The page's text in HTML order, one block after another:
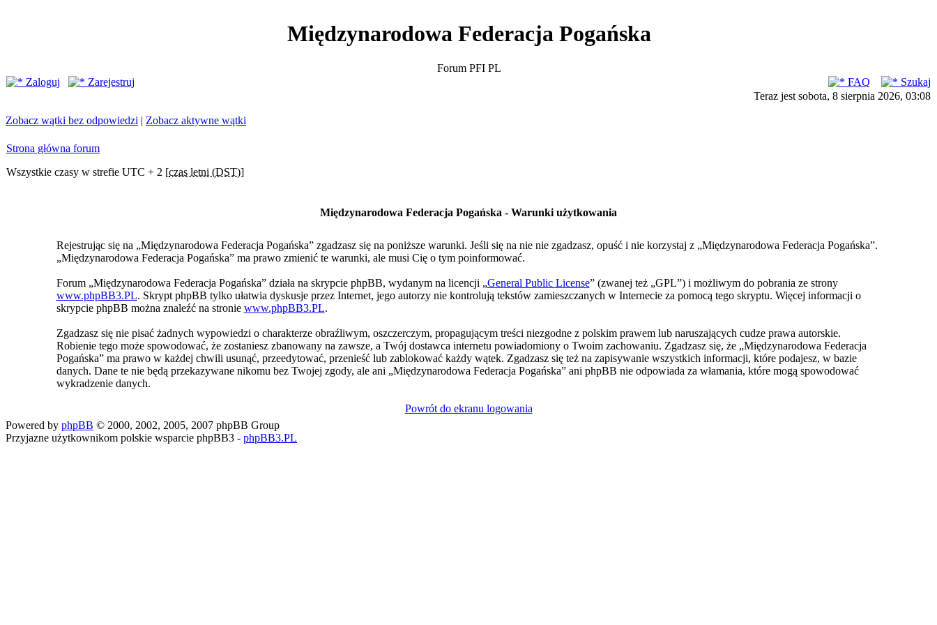
Międzynarodowa Federacja Pogańska
Forum PFI PL
Zaloguj
Zarejestruj FAQ
Szukaj
Teraz jest sobota, 8 sierpnia 2026, 03:08
Zobacz wątki bez odpowiedzi | Zobacz aktywne wątki
Strona główna forum
Wszystkie czasy w strefie UTC + 2 [czas letni (DST)]
Międzynarodowa Federacja Pogańska - Warunki użytkowania
Rejestrując się na „Międzynarodowa Federacja Pogańska” zgadzasz się na poniższe warunki. Jeśli się na nie nie zgadzasz, opuść i nie korzystaj z „Międzynarodowa Federacja Pogańska”.
„Międzynarodowa Federacja Pogańska” ma prawo zmienić te warunki, ale musi Cię o tym poinformować.
Forum „Międzynarodowa Federacja Pogańska” działa na skrypcie phpBB, wydanym na licencji „General Public License” (zwanej też „GPL”) i możliwym do pobrania ze strony
www.phpBB3.PL. Skrypt phpBB tylko ułatwia dyskusje przez Internet, jego autorzy nie kontrolują tekstów zamieszczanych w Internecie za pomocą tego skryptu. Więcej informacji o
skrypcie phpBB można znaleźć na stronie www.phpBB3.PL.
Zgadzasz się nie pisać żadnych wypowiedzi o charakterze obraźliwym, oszczerczym, propagującym treści niezgodne z polskim prawem lub naruszających cudze prawa autorskie.
Robienie tego może spowodować, że zostaniesz zbanowany na zawsze, a Twój dostawca internetu powiadomiony o Twoim zachowaniu. Zgadzasz się, że „Międzynarodowa Federacja
Pogańska” ma prawo w każdej chwili usunąć, przeedytować, przenieść lub zablokować każdy wątek. Zgadzasz się też na zapisywanie wszystkich informacji, które podajesz, w bazie
danych. Dane te nie będą przekazywane nikomu bez Twojej zgody, ale ani „Międzynarodowa Federacja Pogańska” ani phpBB nie odpowiada za włamania, które mogą spowodować
wykradzenie danych.
Powrót do ekranu logowania
Powered by phpBB © 2000, 2002, 2005, 2007 phpBB Group
Przyjazne użytkownikom polskie wsparcie phpBB3 - phpBB3.PL